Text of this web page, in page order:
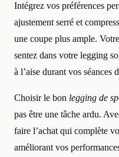
Intégrez vos préférences
ajustement serré et
une coupe plus ample.
sentez dans votre legging
à l’aise durant vos séances
Choisir le bon legging de
pas être une tâche ardu.
faire l’achat qui complète
améliorant vos